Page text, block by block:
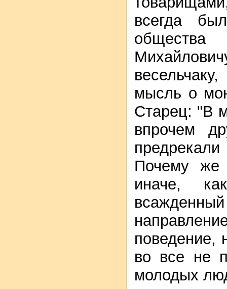
всегда
мысль о
Старец: "В
впрочем
Почему же
иначе,
поведение,
во все не
молодых